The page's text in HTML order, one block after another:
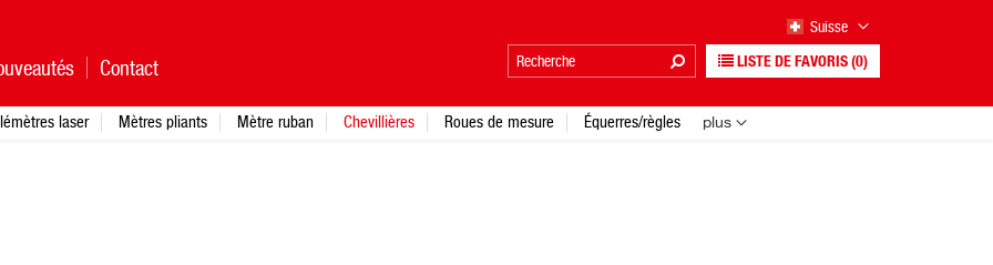
Contact
Suisse
LISTE DE FAVORIS (0)
laser Mètres pliants Mètre ruban Chevillières Roues de mesure Équerres/règles plus